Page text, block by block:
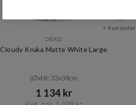
+ 4 varianter
DBKD
Cloudy Kruka Matte White Large
(ØxH): 33x34cm
1 134 kr​​